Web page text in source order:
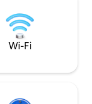
Wi-Fi